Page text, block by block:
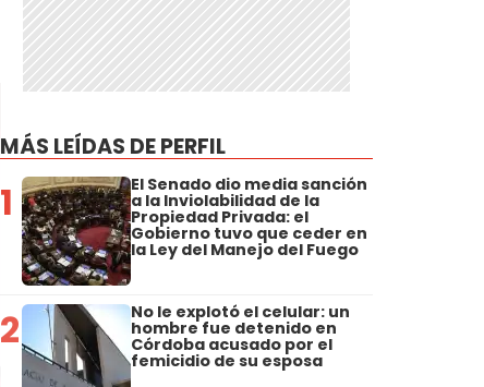
MÁS LEÍDAS DE PERFIL
1 El Senado dio media sanción
a la Inviolabilidad de la
Propiedad Privada: el
Gobierno tuvo que ceder en
la Ley del Manejo del Fuego
2 No le explotó el celular: un
hombre fue detenido en
Córdoba acusado por el
femicidio de su esposa